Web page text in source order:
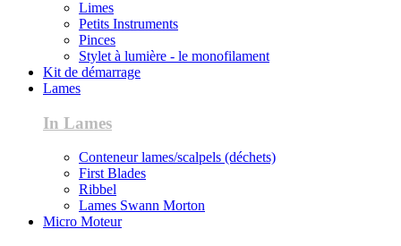
Limes
Petits Instruments
Pinces
Stylet à lumière - le monofilament
Kit de démarrage
Lames
In Lames
Conteneur lames/scalpels (déchets)
First Blades
Ribbel
Lames Swann Morton
Micro Moteur